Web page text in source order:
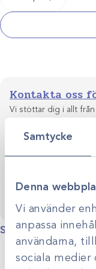
Samtycke
Denna
Vi använder
anpassa
användarna,
sociala medier
Embryotom
90mm
Specifikationer
Kontakta oss
Vi stöttar dig i allt
skapa smarta,